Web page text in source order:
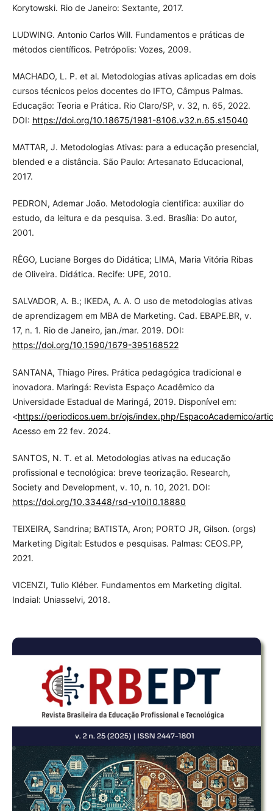
Korytowski. Rio de Janeiro: Sextante, 2017.
LUDWING. Antonio Carlos Will. Fundamentos e práticas de
métodos científicos. Petrópolis: Vozes, 2009.
MACHADO, L. P. et al. Metodologias ativas aplicadas em dois
cursos técnicos pelos docentes do IFTO, Câmpus Palmas.
Educação: Teoria e Prática. Rio Claro/SP, v. 32, n. 65, 2022.
DOI: https://doi.org/10.18675/1981-8106.v32.n.65.s15040
MATTAR, J. Metodologias Ativas: para a educação presencial,
blended e a distância. São Paulo: Artesanato Educacional,
2017.
PEDRON, Ademar João. Metodologia cientifica: auxiliar do
estudo, da leitura e da pesquisa. 3.ed. Brasília: Do autor,
2001.
RÊGO, Luciane Borges do Didática; LIMA, Maria Vitória Ribas
de Oliveira. Didática. Recife: UPE, 2010.
SALVADOR, A. B.; IKEDA, A. A. O uso de metodologias ativas
de aprendizagem em MBA de Marketing. Cad. EBAPE.BR, v.
17, n. 1. Rio de Janeiro, jan./mar. 2019. DOI:
https://doi.org/10.1590/1679-395168522
SANTANA, Thiago Pires. Prática pedagógica tradicional e
inovadora. Maringá: Revista Espaço Acadêmico da
Universidade Estadual de Maringá, 2019. Disponível em:
<https://periodicos.uem.br/ojs/index.php/EspacoAcademico/
Acesso em 22 fev. 2024.
SANTOS, N. T. et al. Metodologias ativas na educação
profissional e tecnológica: breve teorização. Research,
Society and Development, v. 10, n. 10, 2021. DOI:
https://doi.org/10.33448/rsd-v10i10.18880
TEIXEIRA, Sandrina; BATISTA, Aron; PORTO JR, Gilson. (orgs)
Marketing Digital: Estudos e pesquisas. Palmas: CEOS.PP,
2021.
VICENZI, Tulio Kléber. Fundamentos em Marketing digital.
Indaial: Uniasselvi, 2018.